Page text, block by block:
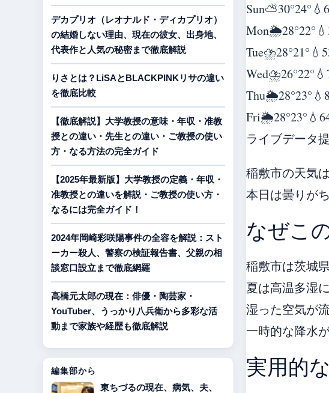
Sun⛅30°24°
Mon🌦️28°22°
Tue⛈️28°21°
Wed⛈️26°22°
Thu🌦️28°23°
Fri🌦️28°23°
ライブデータ
稲敷市の天気
本日は曇りが
なぜこ
稲敷市は茨城
夏は高温多湿
湿った空気が
一時的な降水
実用的
デカプリオ（レオナルド・ディカプリオ）
の結婚しない理由、現在の彼女、出身地、
代表作と人気の秘密まで徹底解説
りさとは？LiSAとBLACKPINKリサの違い
を徹底比較
【徹底解説】大学教授の意味・年収・准教
授との違い・先生との違い・ご教授の使い
方・なる方法の完全ガイド
【2025年最新版】大学教授の定義・年収・
准教授との違いを解説・ご教授の使い方・
なるには完全ガイド！
2024年岡崎彩咲陽事件の全容を解説：スト
ーカー殺人、警察の検証報告書、父親の相
談窓口設立まで徹底網羅
高橋元太郎の現在：俳優・陶芸家・
YouTuber、うっかり八兵衛から多彩な活
動まで家族や経歴も徹底解説
編集部から
東ちづるの現在、病気、夫、